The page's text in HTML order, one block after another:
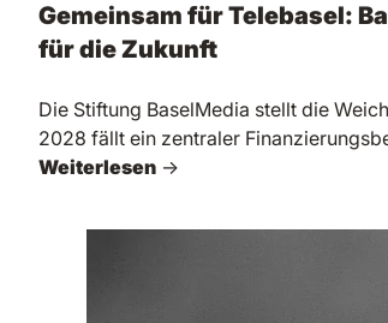
Gemeinsam für Telebasel:
für die Zukunft
Die Stiftung BaselMedia stellt die
2028 fällt ein zentraler
Weiterlesen →